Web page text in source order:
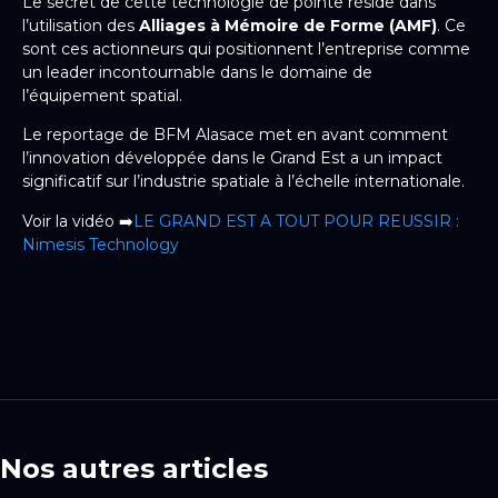
l’utilisation des Alliages à Mémoire de Forme (AMF). Ce
sont ces actionneurs qui positionnent l’entreprise comme
un leader incontournable dans le domaine de
l’équipement spatial.
Le reportage de BFM Alasace met en avant comment
l’innovation développée dans le Grand Est a un impact
significatif sur l’industrie spatiale à l’échelle internationale.
Voir la vidéo ➡️LE GRAND EST A TOUT POUR REUSSIR :
Nimesis Technology
Nos autres articles